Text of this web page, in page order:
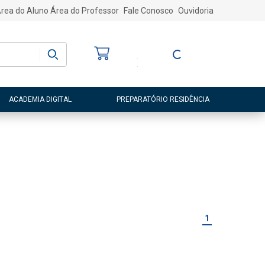
do Aluno Área do Professor Fale Conosco Ouvidoria
Entre ou Cadastre-
ACADEMIA DIGITAL PREPARATÓRIO RESIDÊNCIA
1